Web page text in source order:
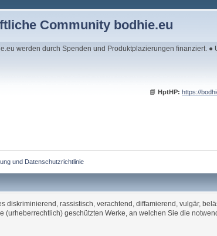
Community bodhie.eu
werden durch Spenden und Produktplazierungen finanziert. ●
📘HptHP: https://
und Datenschutzrichtlinie
rassistisch, verachtend, diffamierend, vulgär,
geschützten Werke, an welchen Sie die